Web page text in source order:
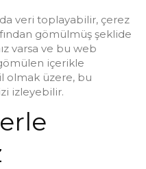
veri toplayabilir, çerez
gömülmüş şeklide
varsa ve bu web
içerikle
olmak üzere, bu
izleyebilir.